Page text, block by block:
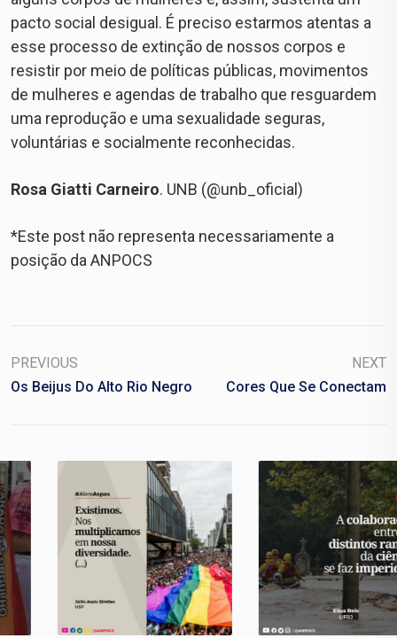
pacto social desigual. É preciso estarmos atentas a
esse processo de extinção de nossos corpos e
resistir por meio de políticas públicas, movimentos
de mulheres e agendas de trabalho que resguardem
uma reprodução e uma sexualidade seguras,
voluntárias e socialmente reconhecidas.
Rosa Giatti Carneiro. UNB (@unb_oficial)
*Este post não representa necessariamente a
posição da ANPOCS
PREVIOUS
Os Beijus Do Alto Rio Negro
NEXT
Cores Que Se Conectam